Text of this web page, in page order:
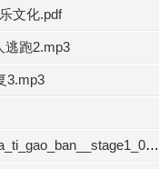
文化.pdf
逃跑2.mp3
3.mp3
li_sheng_pin_du_gu_shi_hui__qiang_hua_ti_gao_ban__stage1_01.mp3